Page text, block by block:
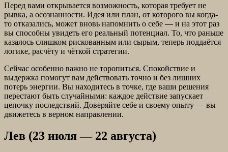
Перед вами открывается возможность, которая требует не
рывка, а осознанности. Идея или план, от которого вы когда-
то отказались, может вновь напомнить о себе — и на этот раз
вы способны увидеть его реальный потенциал. То, что раньше
казалось слишком рискованным или сырым, теперь поддаётся
логике, расчёту и чёткой стратегии.
Сейчас особенно важно не торопиться. Спокойствие и
выдержка помогут вам действовать точно и без лишних
потерь энергии. Вы находитесь в точке, где ваши решения
перестают быть случайными: каждое действие запускает
цепочку последствий. Доверяйте себе и своему опыту — вы
движетесь в верном направлении.
Лев (23 июля — 22 августа)